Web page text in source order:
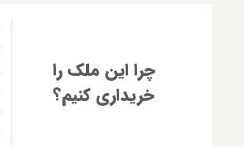
چرا این ملک را
خریداری کنیم؟